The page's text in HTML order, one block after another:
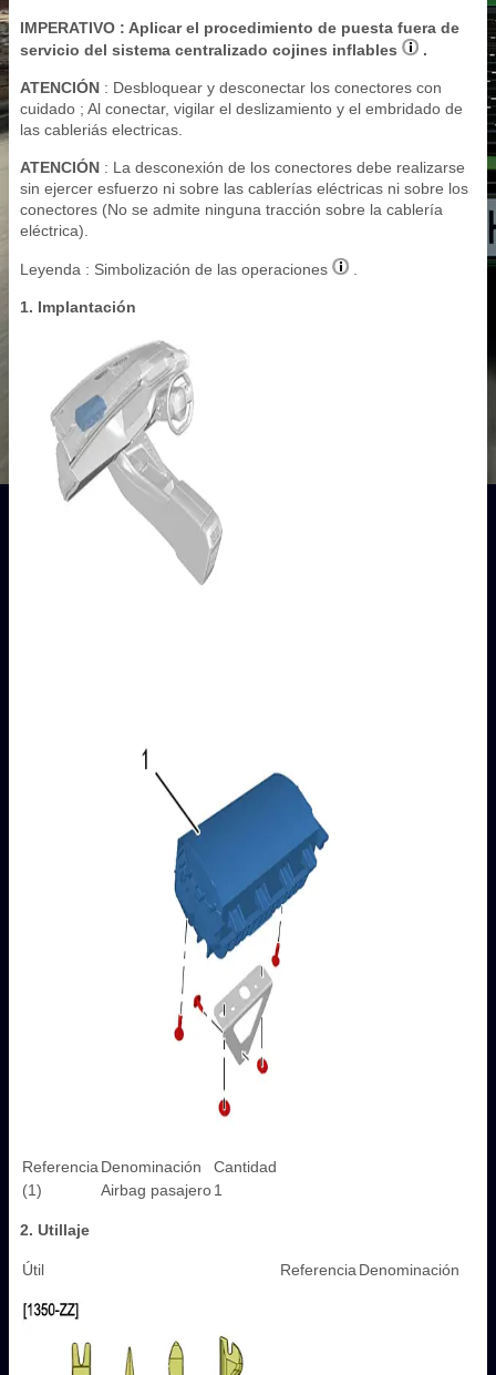
IMPERATIVO : Aplicar el procedimiento de puesta fuera de
servicio del sistema centralizado cojines inflables
.
ATENCIÓN : Desbloquear y desconectar los conectores con
cuidado ; Al conectar, vigilar el deslizamiento y el embridado de
las cableriás electricas.
ATENCIÓN : La desconexión de los conectores debe realizarse
sin ejercer esfuerzo ni sobre las cablerías eléctricas ni sobre los
conectores (No se admite ninguna tracción sobre la cablería
eléctrica).
Leyenda : Simbolización de las operaciones
1. Implantación
Referencia Denominación
Cantidad
(1)
Airbag pasajero1
2. Utillaje
Útil Referencia Denominación